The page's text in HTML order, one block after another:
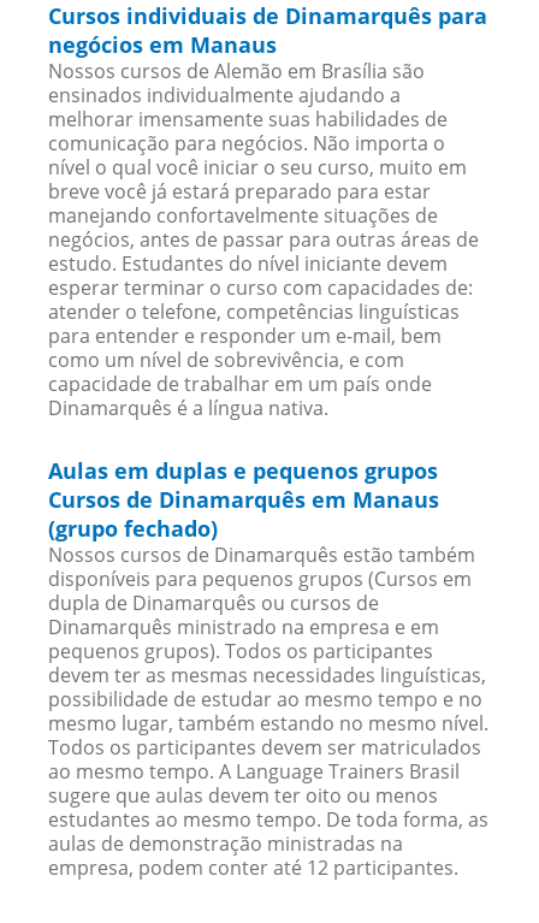
Cursos individuais de Dinamarquês para
negócios em Manaus
Nossos cursos de Alemão em Brasília são
ensinados individualmente ajudando a
melhorar imensamente suas habilidades de
comunicação para negócios. Não importa o
nível o qual você iniciar o seu curso, muito em
breve você já estará preparado para estar
manejando confortavelmente situações de
negócios, antes de passar para outras áreas de
estudo. Estudantes do nível iniciante devem
esperar terminar o curso com capacidades de:
atender o telefone, competências linguísticas
para entender e responder um e-mail, bem
como um nível de sobrevivência, e com
capacidade de trabalhar em um país onde
Dinamarquês é a língua nativa.
Aulas em duplas e pequenos grupos
Cursos de Dinamarquês em Manaus
(grupo fechado)
Nossos cursos de Dinamarquês estão também
disponíveis para pequenos grupos (Cursos em
dupla de Dinamarquês ou cursos de
Dinamarquês ministrado na empresa e em
pequenos grupos). Todos os participantes
devem ter as mesmas necessidades linguísticas,
possibilidade de estudar ao mesmo tempo e no
mesmo lugar, também estando no mesmo nível.
Todos os participantes devem ser matriculados
ao mesmo tempo. A Language Trainers Brasil
sugere que aulas devem ter oito ou menos
estudantes ao mesmo tempo. De toda forma, as
aulas de demonstração ministradas na
empresa, podem conter até 12 participantes.